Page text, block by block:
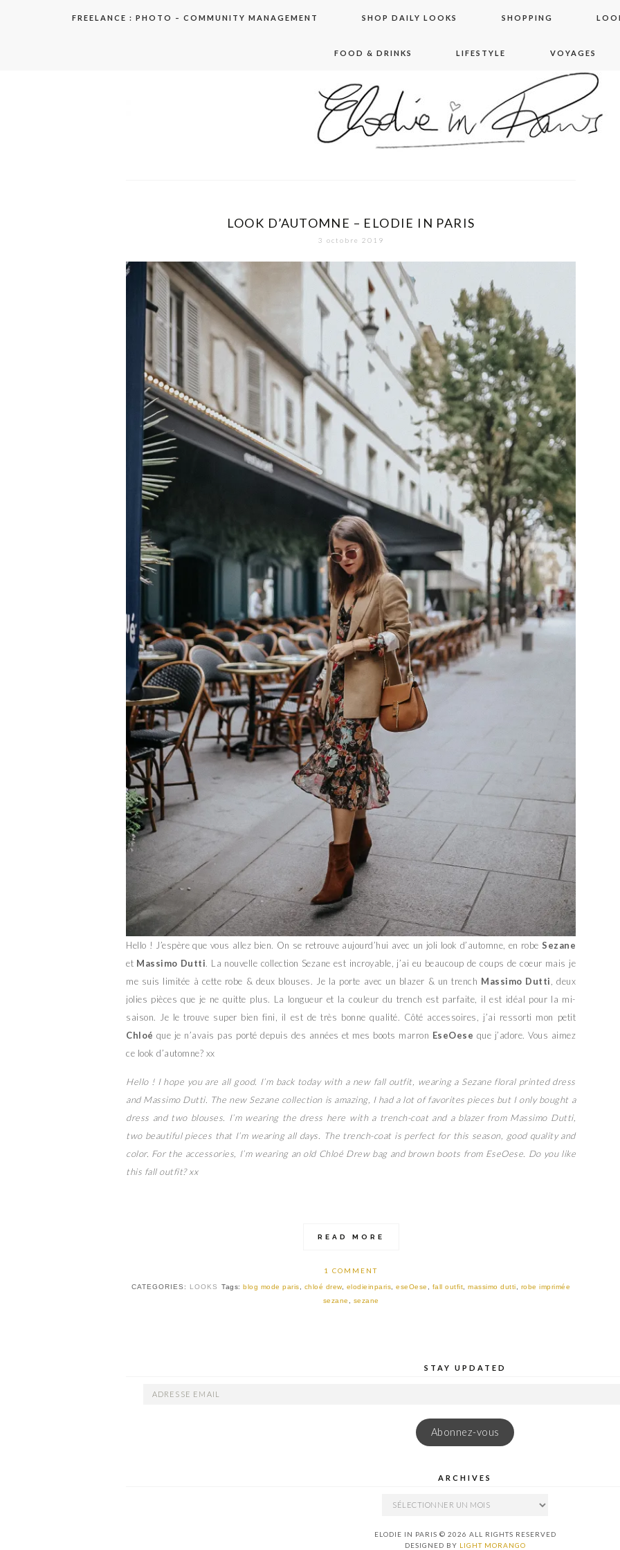
FREELANCE : PHOTO – COMMUNITY MANAGEMENT SHOP DAILY LOOKS SHOPPING
FOOD & DRINKS LIFESTYLE VOYAGES
elodie in paris
LOOK D’AUTOMNE – ELODIE IN PARIS
3 octobre 2019
Hello ! J’espère que vous allez bien. On se retrouve aujourd’hui avec un joli look d’automne, en robe Sezane
et Massimo Dutti. La nouvelle collection Sezane est incroyable, j’ai eu beaucoup de coups de coeur mais je
me suis limitée à cette robe & deux blouses. Je la porte avec un blazer & un trench Massimo Dutti
, deux
jolies pièces que je ne quitte plus. La longueur et la couleur du trench est parfaite, il est idéal pour la mi-
saison. Je le trouve super bien fini, il est de très bonne qualité. Côté accessoires, j’ai ressorti mon petit
Chloé que je n’avais pas porté depuis des années et mes boots marron EseOese que j’adore. Vous aimez
ce look d’automne? xx
Hello ! I hope you are all good. I’m back today with a new fall outfit, wearing a Sezane floral printed dress
and Massimo Dutti. The new Sezane collection is amazing, I had a lot of favorites pieces but I only bought a
dress and two blouses. I’m wearing the dress here with a trench-coat and a blazer from Massimo Dutti,
two beautiful pieces that I’m wearing all days. The trench-coat is perfect for this season, good quality and
color. For the accessories, I’m wearing an old Chloé Drew bag and brown boots from EseOese. Do you like
this fall outfit? xx
READ MORE
1 COMMENT
CATEGORIES: LOOKS Tags: blog mode paris chloé drew, elodieinparis eseOese fall outfit massimo dutti
robe imprimée
sezane
sezane
STAY UPDATED
ADRESSE
Abonnez-vous
ARCHIVES
ARCHIVES
ELODIE IN PARIS © 2026 ALL RIGHTS RESERVED
DESIGNED BY LIGHT MORANGO